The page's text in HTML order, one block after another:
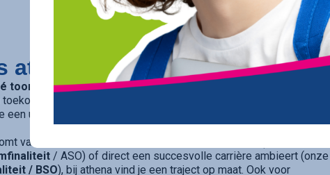
athena?
toonaangevende secundaire school in Kortrijk
biedt. Op vier gespecialiseerde campussen
een uitgebreid en toekomstgericht onderwijsaanbod.
van verder studeren in hogeschool of universiteit (onze
/ ASO) of direct een succesvolle carrière ambieert (onze
/ BSO), bij athena vind je een traject op maat. Ook voor